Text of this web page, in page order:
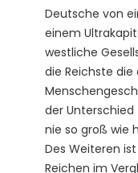
Deutsche von
einem
westliche
die Reichste die
der Unterschied
nie so groß wie
Des Weiteren
Reichen im